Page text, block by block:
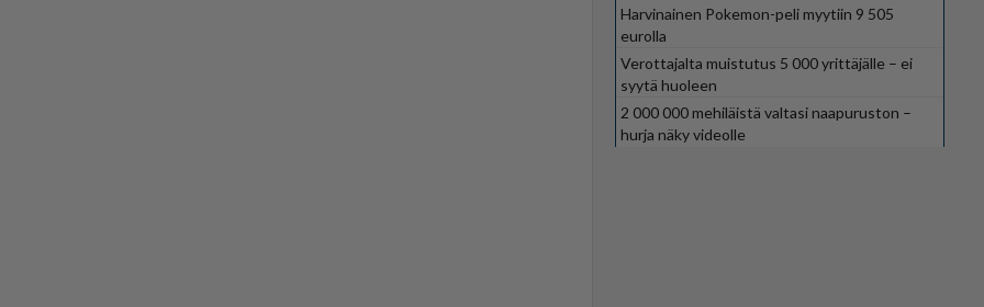
Harvinainen Pokemon-peli myytiin 9 505
eurolla
Verottajalta muistutus 5 000 yrittäjälle – ei
syytä huoleen
2 000 000 mehiläistä valtasi naapuruston –
hurja näky videolle